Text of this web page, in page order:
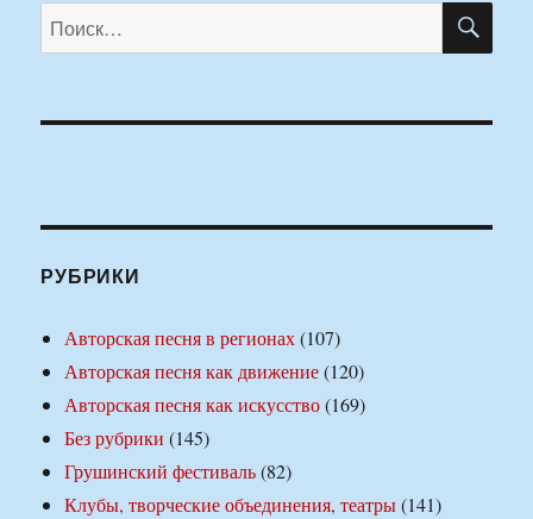
Искать:
РУБРИКИ
Авторская песня в регионах(107)
Авторская песня как движение(120)
Авторская песня как искусство(169)
Без рубрики (145)
Грушинский фестиваль(82)
Клубы, творческие объединения, театры(141)